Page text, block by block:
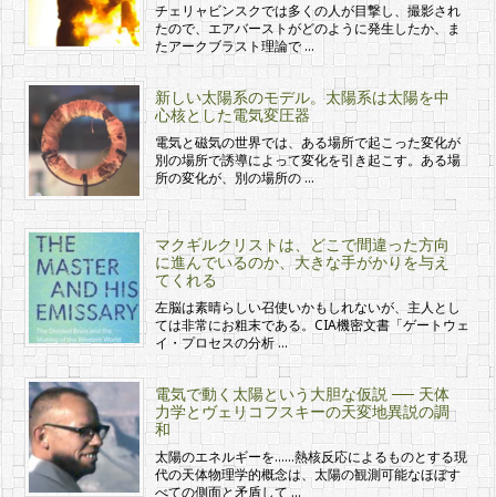
チェリャビンスクでは多くの人が目撃し、撮影され
たので、エアバーストがどのように発生したか、ま
たアークブラスト理論で …
新しい太陽系のモデル。太陽系は太陽を中
心核とした電気変圧器
電気と磁気の世界では、ある場所で起こった変化が
別の場所で誘導によって変化を引き起こす。ある場
所の変化が、別の場所の …
マクギルクリストは、どこで間違った方向
に進んでいるのか、大きな手がかりを与え
てくれる
左脳は素晴らしい召使いかもしれないが、主人とし
ては非常にお粗末である。CIA機密文書「ゲートウェ
イ・プロセスの分析 …
電気で動く太陽という大胆な仮説 ── 天体
力学とヴェリコフスキーの天変地異説の調
和
太陽のエネルギーを……熱核反応によるものとする現
代の天体物理学的概念は、太陽の観測可能なほぼす
べての側面と矛盾して …